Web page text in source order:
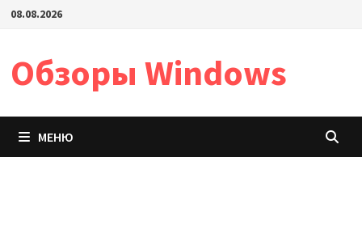
Перейти
содержимому
08.08.2026
Обзоры Windows
МЕНЮ